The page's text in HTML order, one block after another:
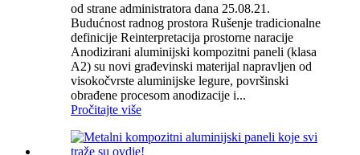
od strane administratora dana 25.08.21.
Budućnost radnog prostora Rušenje tradicionalne
definicije Reinterpretacija prostorne naracije
Anodizirani aluminijski kompozitni paneli (klasa
A2) su novi građevinski materijal napravljen od
visokočvrste aluminijske legure, površinski
obrađene procesom anodizacije i...
Pročitajte više